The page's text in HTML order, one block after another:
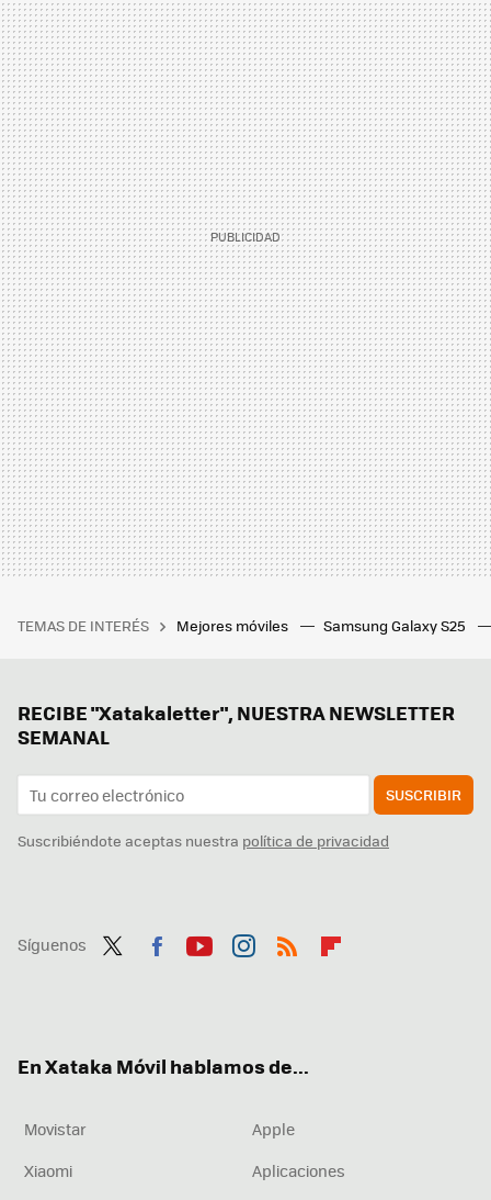
TEMAS DE INTERÉS Mejores móviles Samsung Galaxy S25
RECIBE "Xatakaletter", NUESTRA NEWSLETTER
SEMANAL
SUSCRIBIR
Suscribiéndote aceptas nuestra política de privacidad
Síguenos
En Xataka Móvil hablamos de...
Movistar
Apple
Xiaomi
Aplicaciones